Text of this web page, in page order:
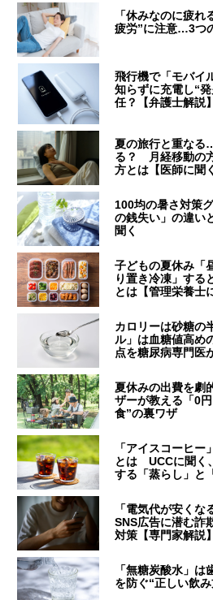
「休みなのに疲
疲労”に注意…3つ
飛行機で「モバイ
知らずに充電し“
任？【弁護士解説】
夏の旅行と重なる
る？ 月経移動の
方とは【医師に聞
100均の暑さ対策
の銭失い」の違
聞く
子どもの夏休み
り置き冷凍」する
とは【管理栄養士
カロリーは砂糖の
ル」は血糖値高
点を糖尿病専門医
夏休みの出費を劇
ザーが教える「0
食”の裏ワザ
「アイスコーヒ
とは UCCに聞く
する「蒸らし」と
「電気代が安く
SNS広告に潜む詐
対策【専門家解説】
「無糖炭酸水」
を防ぐ“正しい飲